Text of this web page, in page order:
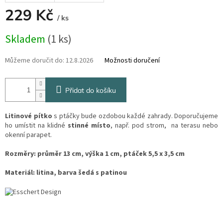
229 Kč / ks
cena:
Skladem (1 ks)
Můžeme doručit do: 12.8.2026 Možnosti doručení
Přidat do košíku
Litinové pítko s ptáčky bude ozdobou každé zahrady. Doporučujeme
ho umístit na klidné stinné místo, např. pod strom, na terasu nebo
okenní parapet.
Rozměry: průměr 13 cm, výška 1 cm, ptáček 5,5 x 3,5 cm
Materiál: litina, barva šedá s patinou